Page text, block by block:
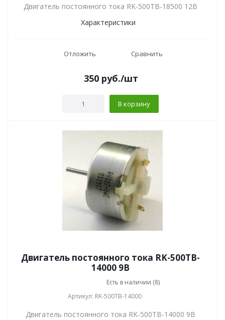
Двигатель постоянного тока RK-500TB-18500 12В
Характеристики
Отложить Сравнить
350руб./шт
В корзину
Двигатель постоянного тока RK-500TB-
14000 9В
Есть в наличии (8)
Артикул: RK-500TB-14000
Двигатель постоянного тока RK-500TB-14000 9В